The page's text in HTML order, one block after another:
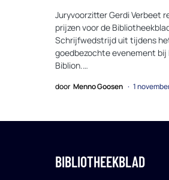
Juryvoorzitter Gerdi Verbeet
prijzen voor de
Schrijfwedstrijd uit tijdens
goedbezochte evenement bij
Biblion.…
door Menno Goosen 1
BIBLIOTHEEKBLAD